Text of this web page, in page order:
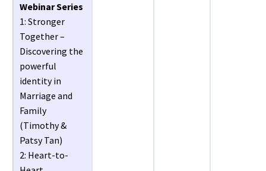
Webinar Series
1: Stronger
Together –
Discovering the
powerful
identity in
Marriage and
Family
(Timothy &
Patsy Tan)
2: Heart-to-